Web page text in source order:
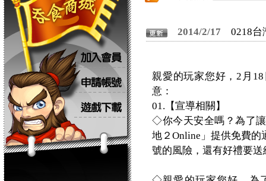
2014/2/17 0218台
親愛的玩家您好，2月
意：
01.【宣導相關】
◇你今天安全嗎？為了
地２Online」提供免費
號的風險，還有好禮要送